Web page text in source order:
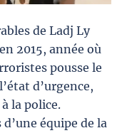
de Ladj Ly
2015, année où
pousse le
d’urgence,
la police.
équipe de la